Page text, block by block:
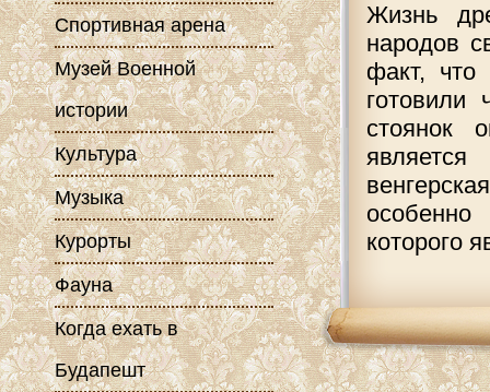
Жизнь
народов
факт, что
готовили
стоянок
особенно
которого
Спортивная арена
Музей Военной
истории
Культура
Музыка
Курорты
Фауна
Когда ехать в
Будапешт